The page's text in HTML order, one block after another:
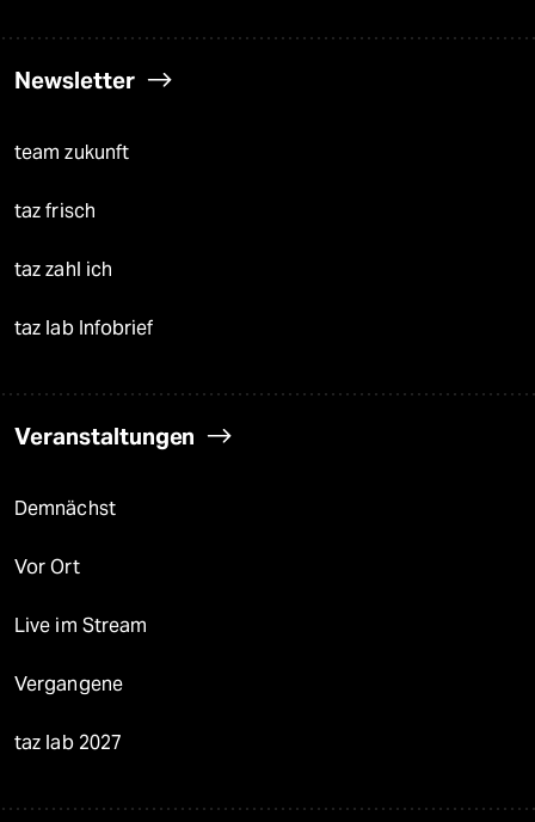
Newsletter
team zukunft
taz frisch
taz zahl ich
taz lab Infobrief
Veranstaltungen
Demnächst
Vor Ort
Live im Stream
Vergangene
taz lab 2027